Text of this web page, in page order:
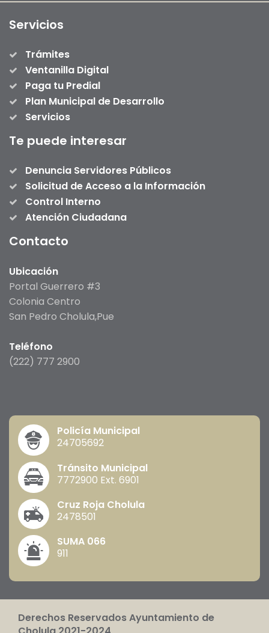
Servicios
Trámites
Ventanilla Digital
Paga tu Predial
Plan Municipal de Desarrollo
Servicios
Te puede interesar
Denuncia Servidores Públicos
Solicitud de Acceso a la Información
Control Interno
Atención Ciudadana
Contacto
Ubicación
Portal Guerrero #3
Colonia Centro
San Pedro Cholula,Pue
Teléfono
(222) 777 2900
Policía Municipal
24705692
Tránsito Municipal
7772900 Ext. 6901
Cruz Roja Cholula
2478501
SUMA 066
911
Derechos Reservados Ayuntamiento de